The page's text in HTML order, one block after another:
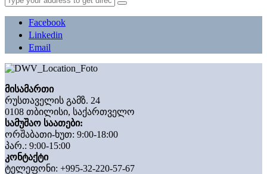
Facebook
Linkedin
Email
მისამართი
რუსთაველის გამზ. 24
0108 თბილისი, საქართველო
სამუშაო საათები:
ორშაბათი-ხუთ: 9:00-18:00
პარ.: 9:00-15:00
კონტაქტი
ტელეფონი: +995-32-220-57-67